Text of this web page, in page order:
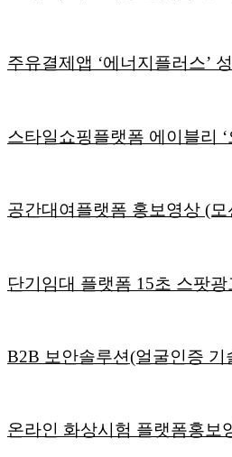
주유결제앱 ‘에너지플러스’
스타일쇼핑플랫폼 에이블리
공간대여플랫폼 홍보영상 (
단기임대 플랫폼 15초 스팟
B2B 보안솔루션(얼굴인증
온라인 화상시험 플랫폼홍보